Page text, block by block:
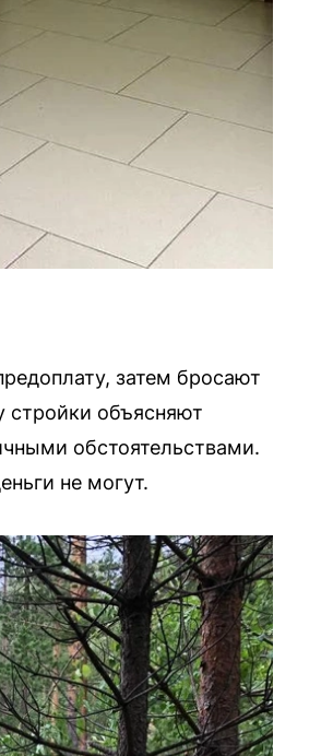
затем бросают
стройки объясняют
обстоятельствами.
не могут.